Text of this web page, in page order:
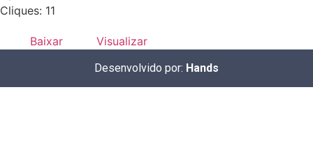
Cliques: 11
Baixar Visualizar
Desenvolvido por: Hands